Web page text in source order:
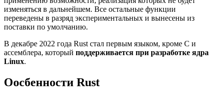
изменяться в дальнейшем. Все остальные функции
переведены в разряд экспериментальных и вынесены из
поставки по умолчанию.
В декабре 2022 года Rust стал первым языком, кроме C и
ассемблера, который поддерживается при разработке ядра
Linux.
Оосбенности Rust